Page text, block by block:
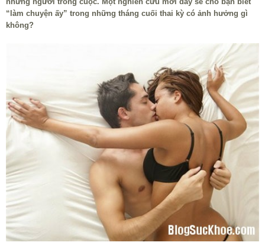
“làm chuyện ấy” trong những tháng cuối thai kỳ có ảnh hưởng gì
không?